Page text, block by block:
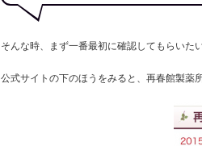
そんな時、まず一番最初に確認してもらいた
公式サイトの下のほうをみると、再春館製薬